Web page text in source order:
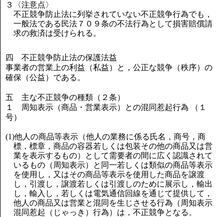
３〈注意点〉
不正競争防止法に列挙されていない不正競争行為でも，
一般法である民法７０９条の不法行為として損害賠償請
求の救済は受けられる。
四 不正競争防止法の保護法益
事業者の営業上の利益（私益）と，公正な競争（秩序）の
確保（公益）である。
五 主な不正競争の種類（２条）
１ 周知表示（商品・営業表示）との混同惹起行為 （１
号）
(1)他人の商品等表示（他人の業務に係る氏名，商号，商
標，標章，商品の容器若しくは包装その他の商品又は営
業を表示するもの）として需要者の間に広く認識されて
いるもの（周知表示）と同一若しくは類似の商品等表示
を使用し，又はその商品等表示を使用した商品を譲渡
し，引渡し，譲渡若しくは引渡しのために展示し，輸出
し，輸入し，若しくは電気通信回線を通じて提供して，
他人の商品又は営業と混同を生じさせる行為（周知表示
混同惹起（じゃっき）行為）は，不正競争となる。